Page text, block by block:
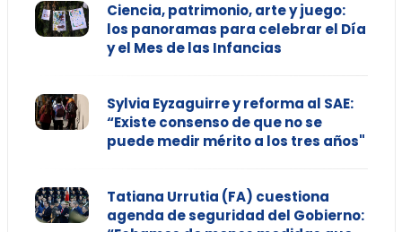
Ciencia, patrimonio, arte y juego:
los panoramas para celebrar el Día
y el Mes de las Infancias
Sylvia Eyzaguirre y reforma al SAE:
“Existe consenso de que no se
puede medir mérito a los tres años"
Tatiana Urrutia (FA) cuestiona
agenda de seguridad del Gobierno: